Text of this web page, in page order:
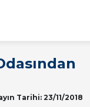
Tarihi: 23/11/2018